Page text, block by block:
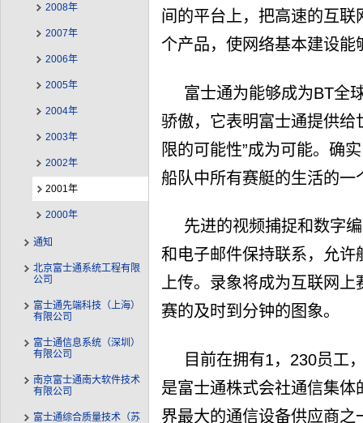
2008年
2007年
2006年
2005年
2004年
2003年
2002年
2001年
2000年
通知
北京富士通系统工程有限
公司
富士通先端科技（上海）
有限公司
富士通信息系统（深圳）
有限公司
南京富士通南大软件技术
有限公司
富士通综合质量技术（苏
间的平台上，把高速的互
个产品，使网络基本建设能
富士通为能够成为BT全
骄傲，它表明富士通提供给
限的可能性”成为可能。确
船队中所有赛艇的生活的一
先进的视频捕捉和数字
和电子邮件保持联系，允
上传。录象将成为互联网
赛的及时到分钟的图象。
目前在拥有1，230员工
是富士通株式会社通信集
界最大的通信设备供应商